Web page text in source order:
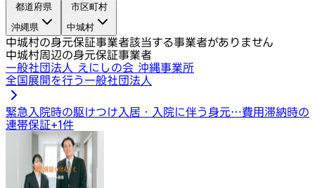
都道府県
沖縄県
市区町村
中城村
中城村の身元保証事業者該当する事業者がありません
中城村周辺の身元保証事業者
一般社団法人 えにしの会 沖縄事業所
全国展開を行う一般社団法人
緊急入院時の駆けつけ 入居・入院に伴う身元…費用滞納時の
連帯保証+1件